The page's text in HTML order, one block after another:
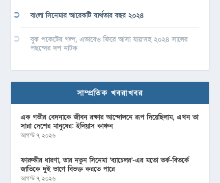
বাংলা সিনেমার আরেকটি ব্যর্থতার বছর ২০২৪
বুক পকেটের গল্প, এভাবেও ফিরে আসা যায়’সহ ২০২৪ সালের
পছন্দের দশ নাটক
সাম্প্রতিক খবরাখবর
এক গভীর বেদনাকে জীবন রক্ষার আন্দোলনে রূপ দিয়েছিলাম, এখন তা
সারা দেশের মানুষের: ইলিয়াস কাঞ্চন
আগস্ট ৭, ২০২৬
ফারুকীর ধারণা, তার নতুন সিনেমা ‘ব্যাচেলর’-এর মতো তর্ক-বিতর্কে
জাতিকে দুই ভাগে বিভক্ত করতে পারে
আগস্ট ৭, ২০২৬